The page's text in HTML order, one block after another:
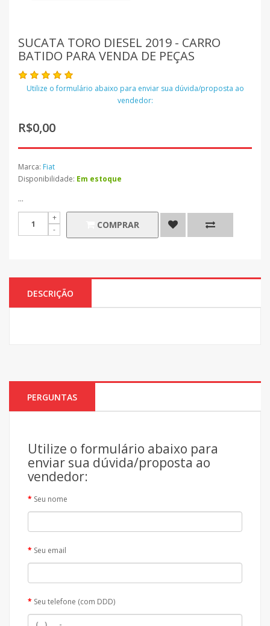
SUCATA TORO DIESEL 2019 - CARRO
BATIDO PARA VENDA DE PEÇAS
Utilize o formulário abaixo para enviar sua dúvida/proposta ao
vendedor:
R$0,00
Marca: Fiat
Disponibilidade: Em estoque
...
COMPRAR
DESCRIÇÃO
PERGUNTAS
Utilize o formulário abaixo para
enviar sua dúvida/proposta ao
vendedor:
Seu nome
Seu email
Seu telefone (com DDD)